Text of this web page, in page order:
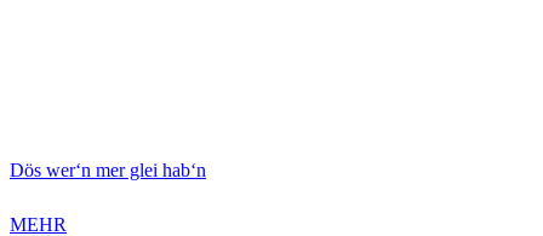
Dös wer‘n mer glei hab‘n
MEHR